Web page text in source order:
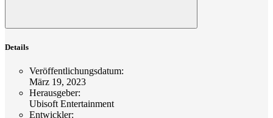
Details
Veröffentlichungsdatum:
März 19, 2023
Herausgeber:
Ubisoft Entertainment
Entwickler: